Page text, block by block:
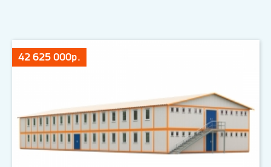
42 625 000р.